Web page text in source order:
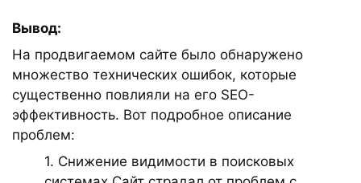
Вывод:
На продвигаемом сайте было обнаружено
множество технических ошибок, которые
существенно повлияли на его SEO-
эффективность. Вот подробное описание
проблем:
1. Снижение видимости в поисковых